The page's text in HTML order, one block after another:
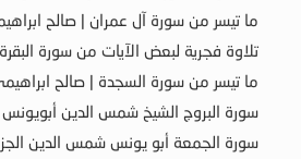
ما تيسر من سورة آل عمران | صالح
تلاوة فجرية لبعض الآيات من سورة البقرة
ما تيسر من سورة السجدة | صالح
سورة البروج الشيخ شمس الدين أبويونس
سورة الجمعة أبو يونس شمس الدين